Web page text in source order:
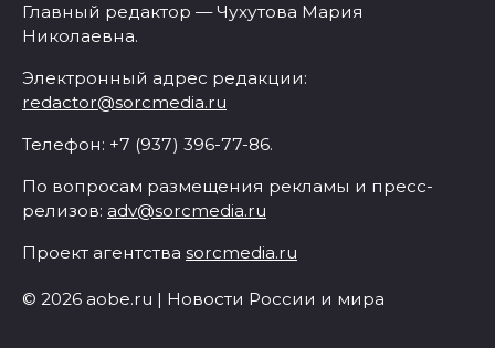
Главный редактор — Чухутова Мария
Николаевна.
Электронный адрес редакции:
redactor@sorcmedia.ru
Телефон: +7 (937) 396-77-86.
По вопросам размещения рекламы и пресс-
релизов: adv@sorcmedia.ru
Проект агентства sorcmedia.ru
© 2026 aobe.ru | Новости России и мира